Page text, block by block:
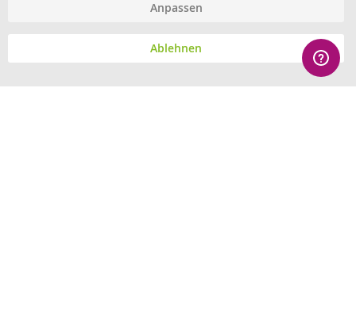
© eHygiene 2026 - All rights reserved.
Anpassen
Ablehnen